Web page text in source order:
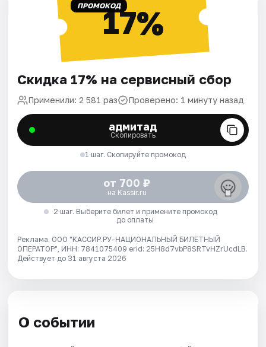
ПРОМОКОД17%
Скидка 17% на сервисный сбор
Применили: 2 581 раз Проверено: 1 минуту назад
адмитад
Скопировать
1 шаг. Скопируйте промокод
от 700 ₽
на Kassir.ru
2 шаг. Выберите билет и примените промокод
до оплаты
Реклама. ООО "КАССИР.РУ-НАЦИОНАЛЬНЫЙ БИЛЕТНЫЙ
ОПЕРАТОР", ИНН: 7841075409 erid: 25H8d7vbP8SRTvHZrUcdLB.
Действует до 31 августа 2026
О событии